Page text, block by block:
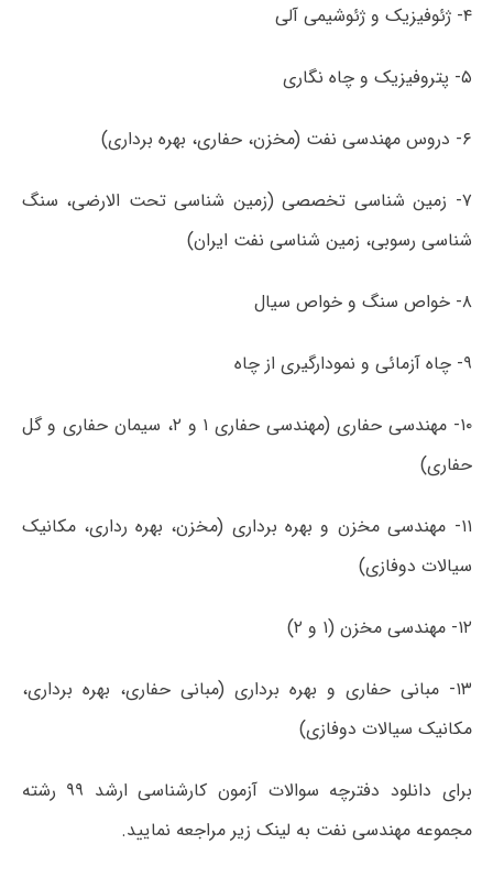
۴- ژئوفیزیک و ژئوشیمی آلی
۵- پتروفیزیک و چاه نگاری
۶- دروس مهندسی نفت (مخزن، حفاری، بهره­ برداری)
۷- زمین شناسی تخصصی (زمین شناسی تحت الارضی، سنگ
شناسی رسوبی، زمین شناسی نفت ایران)
۸- خواص سنگ و خواص سیال
۹- چاه آزمائی و نمودارگیری از چاه
۱۰- مهندسی حفاری (مهندسی حفاری ۱ و ۲، سیمان حفاری و گل
حفاری)
۱۱- مهندسی مخزن و بهره ­برداری (مخزن، بهره­ رداری، مکانیک
سیالات دوفازی)
۱۲- مهندسی مخزن (۱ و ۲)
۱۳- مبانی حفاری و بهره­ برداری (مبانی حفاری، بهره ­برداری،
مکانیک سیالات دوفازی)
برای دانلود دفترچه سوالات آزمون کارشناسی ارشد ۹۹ رشته
مجموعه مهندسی نفت به لینک زیر مراجعه نمایید.